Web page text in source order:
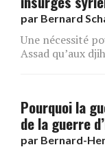
par Bernard
Une nécessité
Assad qu’aux
Pourquoi la
de la guerre
par Bernard-